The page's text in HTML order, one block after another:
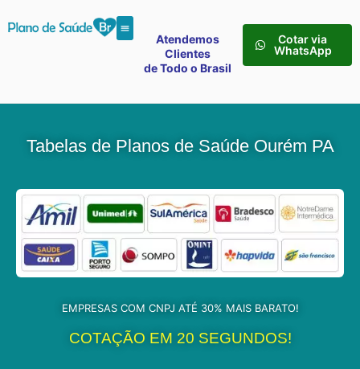
Atendemos
Clientes
de Todo o Brasil
Cotar via
WhatsApp
Tabelas de Planos de Saúde Ourém PA
EMPRESAS COM CNPJ ATÉ 30% MAIS BARATO!
COTAÇÃO EM 20 SEGUNDOS!